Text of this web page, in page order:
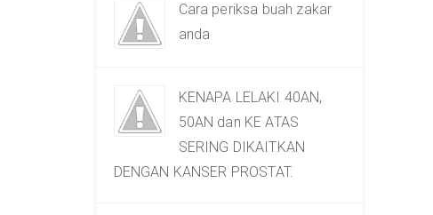
Cara periksa buah zakar
anda
KENAPA LELAKI 40AN,
50AN dan KE ATAS
SERING DIKAITKAN
DENGAN KANSER PROSTAT.